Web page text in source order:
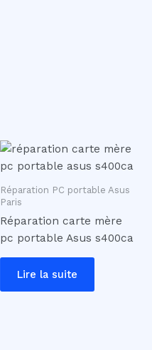
Réparation PC portable Asus
Paris
Réparation carte mère
pc portable Asus s400ca
Lire la suite